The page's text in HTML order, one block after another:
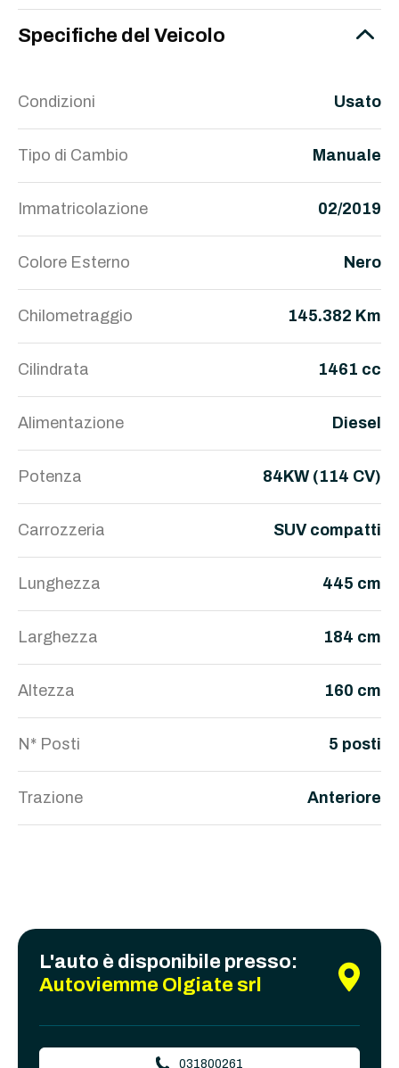
Specifiche del Veicolo
Condizioni Usato
Tipo di Cambio Manuale
Immatricolazione 02/2019
Colore Esterno Nero
Chilometraggio 145.382 Km
Cilindrata 1461 cc
Alimentazione Diesel
Potenza 84KW (114 CV)
Carrozzeria SUV compatti
Lunghezza 445 cm
Larghezza 184 cm
Altezza 160 cm
N* Posti 5 posti
Trazione Anteriore
L'auto è disponibile presso:
Autoviemme Olgiate srl
031800261